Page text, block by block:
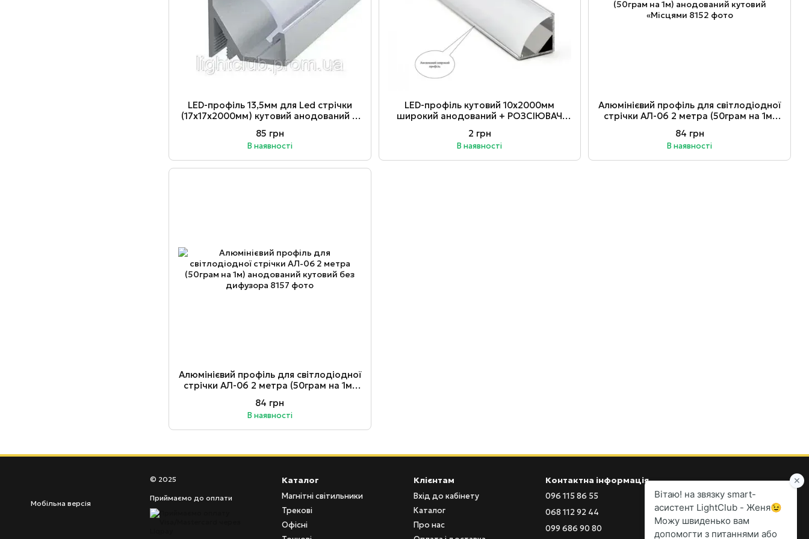
LED-профіль 13,5мм для Led стрічки
(17х17х2000мм) кутовий анодований +
85 грн
В наявності
LED-профіль кутовий 10х2000мм
широкий анодований + РОЗСІЮВАЧ
2 грн
В наявності
Алюмінієвий профіль для світлодіодної
стрічки АЛ-06 2 метра (50грам на 1м)
84 грн
В наявності
Алюмінієвий профіль для світлодіодної
стрічки АЛ-06 2 метра (50грам на 1м)
84 грн
В наявності
Мобільна версія
© 2025
Приймаємо до оплати
Каталог
Магнітні світильники
Трекові
Офісні
Клієнтам
Вхід до кабінету
Каталог
Про нас
Контактна інформація
096 115 86 55
068 112 92 44
099 686 90 80
096 115 86 55
099 686 90 80
097 555 03 77